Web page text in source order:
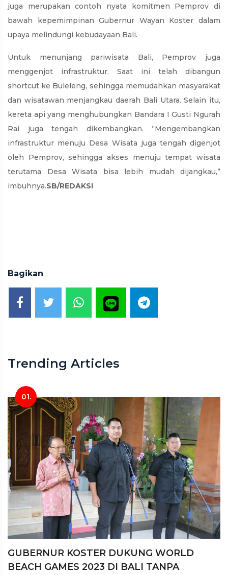
juga merupakan contoh nyata komitmen Pemprov di
bawah kepemimpinan Gubernur Wayan Koster dalam
upaya melindungi kebudayaan Bali.
Untuk menunjang pariwisata Bali, Pemprov juga
menggenjot infrastruktur. Saat ini telah dibangun
shortcut ke Buleleng, sehingga memudahkan masyarakat
dan wisatawan menjangkau daerah Bali Utara. Selain itu,
kereta api yang menghubungkan Bandara I Gusti Ngurah
Rai juga tengah dikembangkan. “Mengembangkan
infrastruktur menuju Desa Wisata juga tengah digenjot
oleh Pemprov, sehingga akses menuju tempat wisata
terutama Desa Wisata bisa lebih mudah dijangkau,”
imbuhnya.SB/REDAKSI
Bagikan
Trending Articles
01.
GUBERNUR KOSTER DUKUNG WORLD
BEACH GAMES 2023 DI BALI TANPA